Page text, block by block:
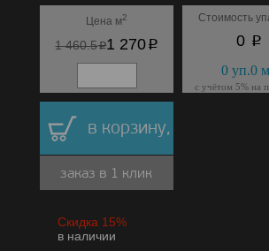
Цена м2
1 460.5p1 270p
Стоимость
0 p
0 уп.0
с учётом 5% на
в корзину,
заказ в 1 клик
Скидка 15%
в наличии